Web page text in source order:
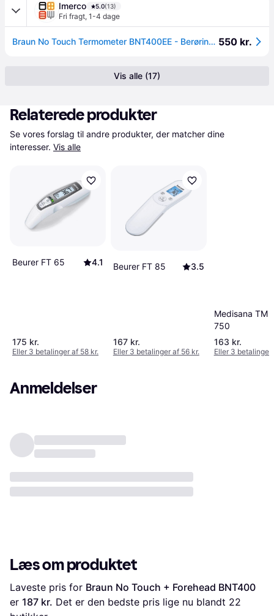
Imerco 5.0(13)
Fri fragt, 1-4 dage
Braun No Touch Termometer BNT400EE - Berøringsfri - Brugervenligt - Age Precision-teknologi 550 kr.
Vis alle (17)
Relaterede produkter
Se vores forslag til andre produkter, der matcher dine
interesser. Vis alle
Beurer FT 65 4.1
175 kr.
Eller 3 betalinger af 58 kr.
Beurer FT 85 3.5
167 kr.
Eller 3 betalinger af 56 kr.
Medisana TM
750
163 kr.
Eller 3 betalinger
Anmeldelser
Læs om produktet
Laveste pris for Braun No Touch + Forehead BNT400
er 187 kr. Det er den bedste pris lige nu blandt 22